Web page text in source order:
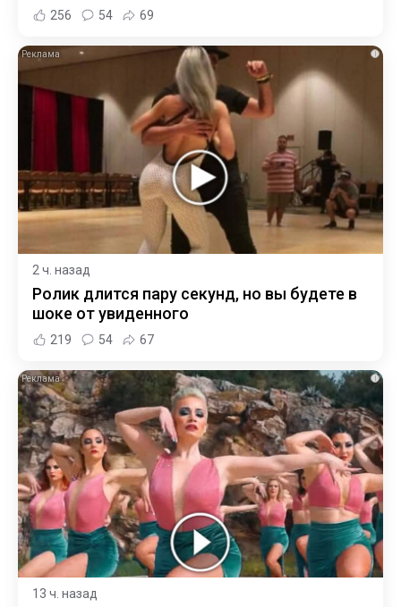
256 54 69
i
2 ч. назад
Ролик длится пару секунд, но вы будете в
шоке от увиденного
219 54 67
i
13 ч. назад